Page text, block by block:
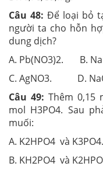
Câu 48: Để loại bỏ
người ta cho hỗn
dung dịch?
A. Pb(NO3)2. B.
C. AgNO3. D.
Câu 49: Thêm 0,15
mol H3PO4. Sau
muối:
A. K2HPO4 và K3PO4.
B. KH2PO4 và